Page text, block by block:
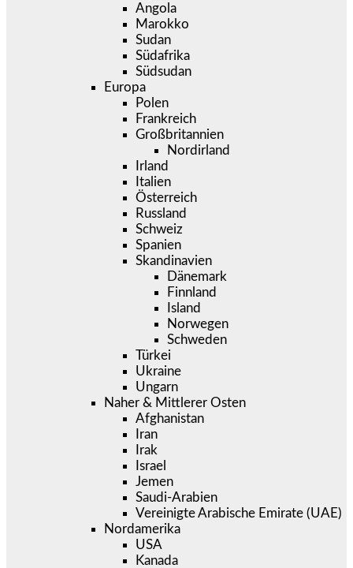
Angola
Marokko
Sudan
Südafrika
Südsudan
Europa
Polen
Frankreich
Großbritannien
Nordirland
Irland
Italien
Österreich
Russland
Schweiz
Spanien
Skandinavien
Dänemark
Finnland
Island
Norwegen
Schweden
Türkei
Ukraine
Ungarn
Naher & Mittlerer Osten
Afghanistan
Iran
Irak
Israel
Jemen
Saudi-Arabien
Vereinigte Arabische Emirate (UAE)
Nordamerika
USA
Kanada